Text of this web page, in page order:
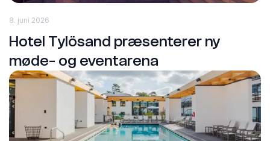
8. juni 2026
Hotel Tylösand præsenterer ny
møde- og eventarena